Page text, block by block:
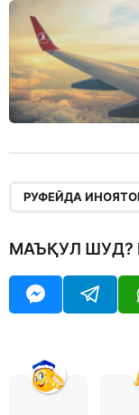
РУФЕЙДА
МАЪҚУЛ ШУД?